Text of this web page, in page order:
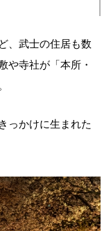
、武士の住居も数
や寺社が「本所・
っかけに生まれた